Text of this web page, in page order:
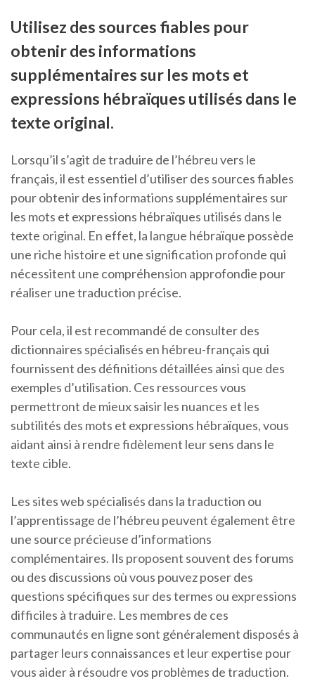
Utilisez des sources fiables pour
obtenir des informations
supplémentaires sur les mots et
expressions hébraïques utilisés dans le
texte original.
Lorsqu’il s’agit de traduire de l’hébreu vers le
français, il est essentiel d’utiliser des sources fiables
pour obtenir des informations supplémentaires sur
les mots et expressions hébraïques utilisés dans le
texte original. En effet, la langue hébraïque possède
une riche histoire et une signification profonde qui
nécessitent une compréhension approfondie pour
réaliser une traduction précise.
Pour cela, il est recommandé de consulter des
dictionnaires spécialisés en hébreu-français qui
fournissent des définitions détaillées ainsi que des
exemples d’utilisation. Ces ressources vous
permettront de mieux saisir les nuances et les
subtilités des mots et expressions hébraïques, vous
aidant ainsi à rendre fidèlement leur sens dans le
texte cible.
Les sites web spécialisés dans la traduction ou
l’apprentissage de l’hébreu peuvent également être
une source précieuse d’informations
complémentaires. Ils proposent souvent des forums
ou des discussions où vous pouvez poser des
questions spécifiques sur des termes ou expressions
difficiles à traduire. Les membres de ces
communautés en ligne sont généralement disposés à
partager leurs connaissances et leur expertise pour
vous aider à résoudre vos problèmes de traduction.